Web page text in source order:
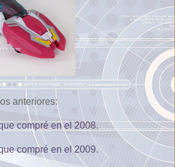
anteriores:
compré en el 2008.
compré en el 2009.